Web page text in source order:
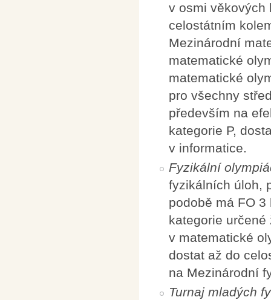
v osmi věkových
celostátním
Mezinárodní
matematické
matematické
pro všechny
především na
kategorie P,
v informatice.
Fyzikální
fyzikálních úloh,
podobě má FO
kategorie
v matematické
dostat až do
na Mezinárodní
Turnaj mladých